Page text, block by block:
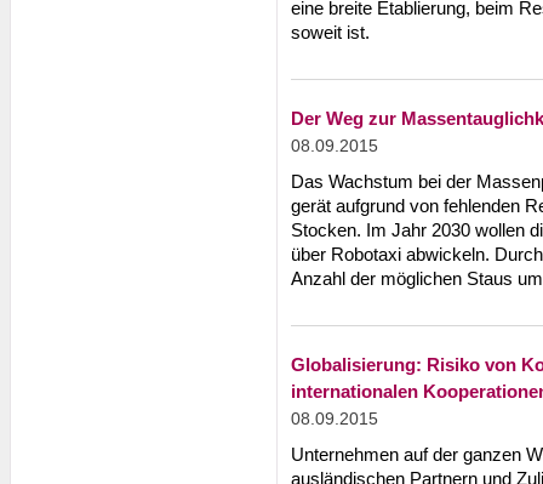
eine breite Etablierung, beim
soweit ist.
Der Weg zur
08.09.2015
Das Wachstum bei der
gerät aufgrund von fehlenden
Stocken. Im Jahr 2030 wollen
über Robotaxi abwickeln.
Anzahl der möglichen Staus
Globalisierung: Risiko von
internationalen
08.09.2015
Unternehmen auf der ganzen
ausländischen Partnern und